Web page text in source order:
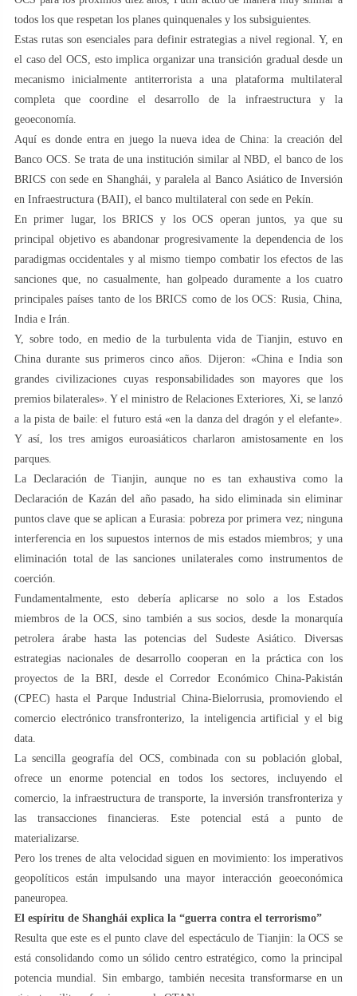
todos los que respetan los planes quinquenales y los subsiguientes.
Estas rutas son esenciales para definir estrategias a nivel regional. Y, en
el caso del OCS, esto implica organizar una transición gradual desde un
mecanismo inicialmente antiterrorista a una plataforma multilateral
completa que coordine el desarrollo de la infraestructura y la
geoeconomía.
Aquí es donde entra en juego la nueva idea de China: la creación del
Banco OCS. Se trata de una institución similar al NBD, el banco de los
BRICS con sede en Shanghái, y paralela al Banco Asiático de Inversión
en Infraestructura (BAII), el banco multilateral con sede en Pekín.
En primer lugar, los BRICS y los OCS operan juntos, ya que su
principal objetivo es abandonar progresivamente la dependencia de los
paradigmas occidentales y al mismo tiempo combatir los efectos de las
sanciones que, no casualmente, han golpeado duramente a los cuatro
principales países tanto de los BRICS como de los OCS: Rusia, China,
India e Irán.
Y, sobre todo, en medio de la turbulenta vida de Tianjin, estuvo en
China durante sus primeros cinco años. Dijeron: «China e India son
grandes civilizaciones cuyas responsabilidades son mayores que los
premios bilaterales». Y el ministro de Relaciones Exteriores, Xi, se lanzó
a la pista de baile: el futuro está «en la danza del dragón y el elefante».
Y así, los tres amigos euroasiáticos charlaron amistosamente en los
parques.
La Declaración de Tianjin, aunque no es tan exhaustiva como la
Declaración de Kazán del año pasado, ha sido eliminada sin eliminar
puntos clave que se aplican a Eurasia: pobreza por primera vez; ninguna
interferencia en los supuestos internos de mis estados miembros; y una
eliminación total de las sanciones unilaterales como instrumentos de
coerción.
Fundamentalmente, esto debería aplicarse no solo a los Estados
miembros de la OCS, sino también a sus socios, desde la monarquía
petrolera árabe hasta las potencias del Sudeste Asiático. Diversas
estrategias nacionales de desarrollo cooperan en la práctica con los
proyectos de la BRI, desde el Corredor Económico China-Pakistán
(CPEC) hasta el Parque Industrial China-Bielorrusia, promoviendo el
comercio electrónico transfronterizo, la inteligencia artificial y el big
data.
La sencilla geografía del OCS, combinada con su población global,
ofrece un enorme potencial en todos los sectores, incluyendo el
comercio, la infraestructura de transporte, la inversión transfronteriza y
las transacciones financieras. Este potencial está a punto de
materializarse.
Pero los trenes de alta velocidad siguen en movimiento: los imperativos
geopolíticos están impulsando una mayor interacción geoeconómica
paneuropea.
El espíritu de Shanghái explica la “guerra contra el terrorismo”
Resulta que este es el punto clave del espectáculo de Tianjin: la OCS se
está consolidando como un sólido centro estratégico, como la principal
potencia mundial. Sin embargo, también necesita transformarse en un